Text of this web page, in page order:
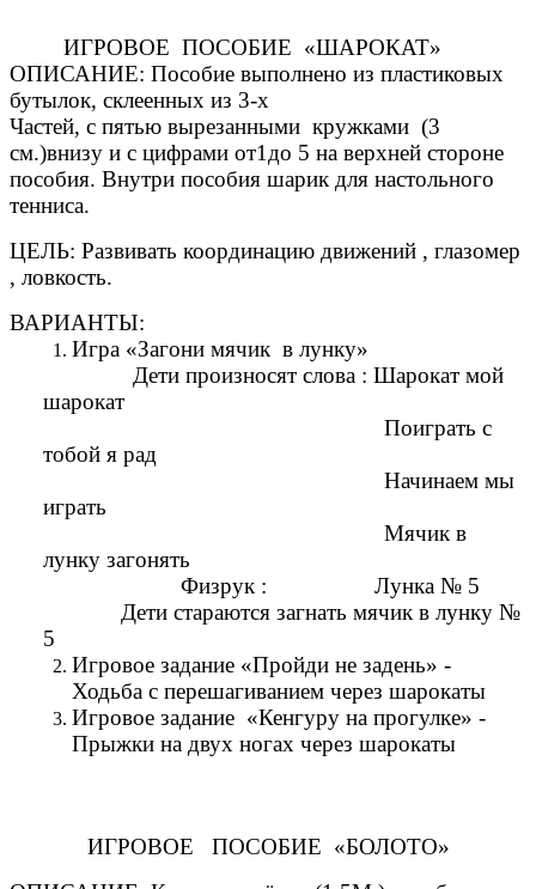
ИГРОВОЕ ПОСОБИЕ «ШАРОКАТ»
ОПИСАНИЕ: Пособие выполнено из пластиковых
бутылок, склеенных из 3-х
Частей, с пятью вырезанными кружками (3
см.)внизу и с цифрами от1до 5 на верхней стороне
пособия. Внутри пособия шарик для настольного
тенниса.
ЦЕЛЬ: Развивать координацию движений , глазомер
, ловкость.
ВАРИАНТЫ:
Игра «Загони мячик в лунку»
Дети произносят слова : Шарокат мой
шарокат
Поиграть с
тобой я рад
Начинаем мы
играть
Мячик в
лунку загонять
Физрук : Лунка № 5
Дети стараются загнать мячик в лунку №
5
Игровое задание «Пройди не задень» -
Ходьба с перешагиванием через шарокаты
Игровое задание «Кенгуру на прогулке» -
Прыжки на двух ногах через шарокаты
ИГРОВОЕ ПОСОБИЕ «БОЛОТО»